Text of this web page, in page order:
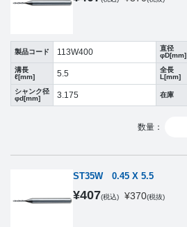
製品コード 113W400
直径
φD[mm]
溝長
ℓ[mm]
5.5
全長
L[mm]
シャンク径
φd[mm]
3.175 在庫
数量：
ST35W 0.45 X 5.5
¥407(税込) ¥370(税抜)